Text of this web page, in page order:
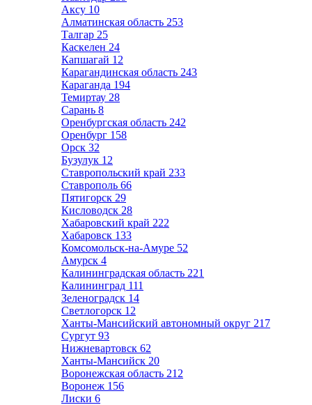
Аксу 10
Алматинская область 253
Талгар 25
Каскелен 24
Капшагай 12
Карагандинская область 243
Караганда 194
Темиртау 28
Сарань 8
Оренбургская область 242
Оренбург 158
Орск 32
Бузулук 12
Ставропольский край 233
Ставрополь 66
Пятигорск 29
Кисловодск 28
Хабаровский край 222
Хабаровск 133
Комсомольск-на-Амуре 52
Амурск 4
Калининградская область 221
Калининград 111
Зеленоградск 14
Светлогорск 12
Ханты-Мансийский автономный округ 217
Сургут 93
Нижневартовск 62
Ханты-Мансийск 20
Воронежская область 212
Воронеж 156
Лиски 6